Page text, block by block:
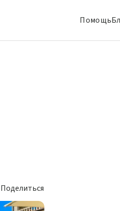
Помощь
Поделиться